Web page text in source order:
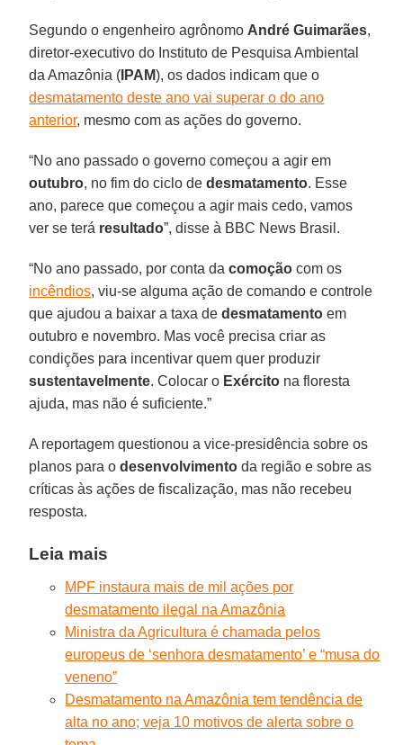
Segundo o engenheiro agrônomo André Guimarães,
diretor-executivo do Instituto de Pesquisa Ambiental
da Amazônia ( IPAM), os dados indicam que o
desmatamento deste ano vai superar o do ano
anterior, mesmo com as ações do governo.
“No ano passado o governo começou a agir em
outubro, no fim do ciclo dedesmatamento. Esse
ano, parece que começou a agir mais cedo, vamos
ver se terá resultado”, disse à BBC News Brasil.
“No ano passado, por conta dacomoção com os
incêndios, viu-se alguma ação de comando e controle
que ajudou a baixar a taxa dedesmatamento em
outubro e novembro. Mas você precisa criar as
condições para incentivar quem quer produzir
sustentavelmente. Colocar o Exército na floresta
ajuda, mas não é suficiente.”
A reportagem questionou a vice-presidência sobre os
planos para odesenvolvimento da região e sobre as
críticas às ações de fiscalização, mas não recebeu
resposta.
Leia mais
MPF instaura mais de mil ações por
desmatamento ilegal na Amazônia
Ministra da Agricultura é chamada pelos
europeus de ‘senhora desmatamento’ e “musa do
veneno”
Desmatamento na Amazônia tem tendência de
alta no ano; veja 10 motivos de alerta sobre o